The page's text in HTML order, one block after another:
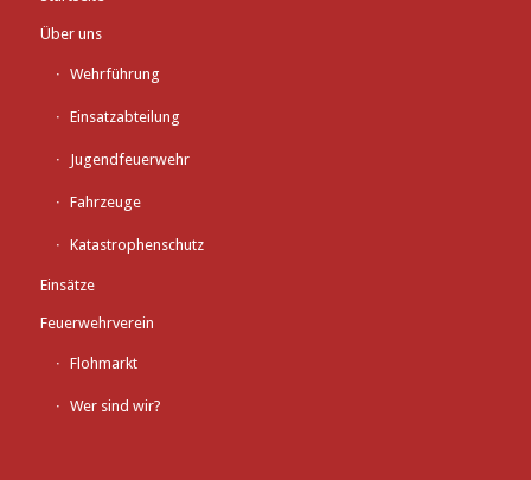
Über uns
Wehrführung
Einsatzabteilung
Jugendfeuerwehr
Fahrzeuge
Katastrophenschutz
Einsätze
Feuerwehrverein
Flohmarkt
Wer sind wir?